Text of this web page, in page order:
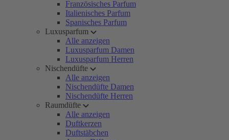
Französisches Parfum
Italienisches Parfum
Spanisches Parfum
Luxusparfum
Alle anzeigen
Luxusparfum Damen
Luxusparfum Herren
Nischendüfte
Alle anzeigen
Nischendüfte Damen
Nischendüfte Herren
Raumdüfte
Alle anzeigen
Duftkerzen
Duftstäbchen